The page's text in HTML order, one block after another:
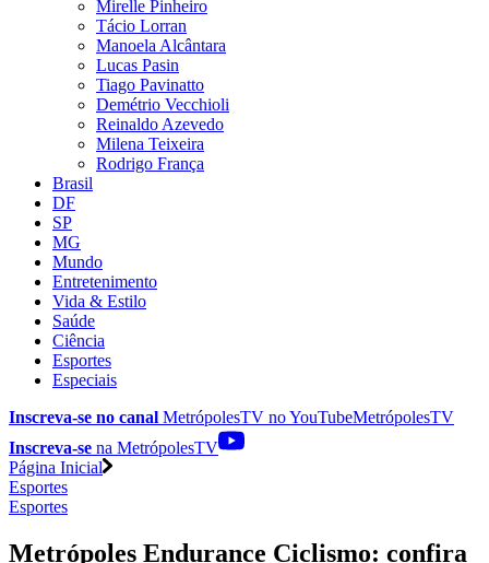
Mirelle Pinheiro
Tácio Lorran
Manoela Alcântara
Lucas Pasin
Tiago Pavinatto
Demétrio Vecchioli
Reinaldo Azevedo
Milena Teixeira
Rodrigo França
Brasil
DF
SP
MG
Mundo
Entretenimento
Vida & Estilo
Saúde
Ciência
Esportes
Especiais
Inscreva-se no canal MetrópolesTV noYouTubeMetrópolesTV
Inscreva-se na MetrópolesTV
Página Inicial
Esportes
Esportes
Metrópoles Endurance Ciclismo: confira